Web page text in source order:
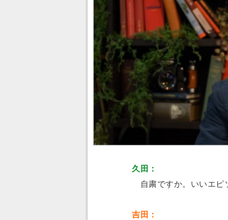
久田：
自粛ですか。いいエピ
吉田：